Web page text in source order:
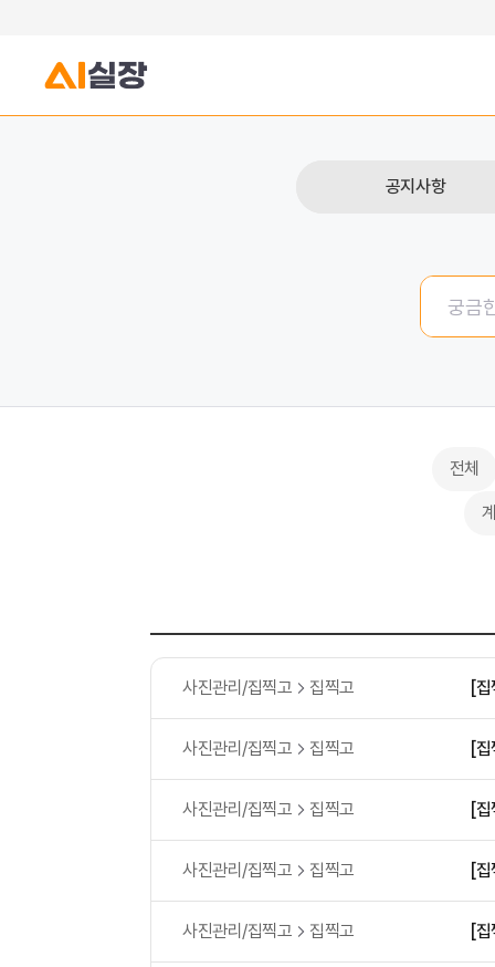
공지사항
전체
사진관리/집찍고 집찍고 [
사진관리/집찍고 집찍고 [
사진관리/집찍고 집찍고 [
사진관리/집찍고 집찍고 [
사진관리/집찍고 집찍고 [